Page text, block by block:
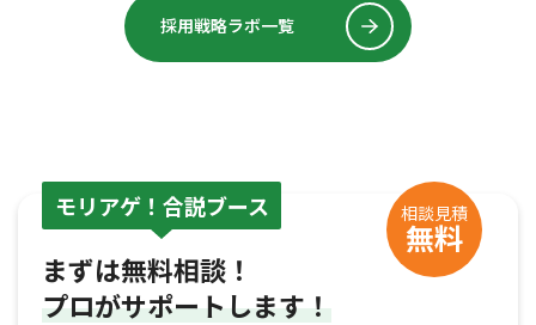
採用戦略ラボ一覧
モリアゲ！合説ブース 相談見積
無料
まずは無料相談！
プロがサポートします！